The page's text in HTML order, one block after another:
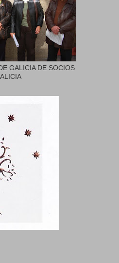
GALICIA DE SOCIOS